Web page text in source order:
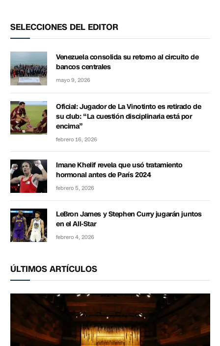
SELECCIONES DEL EDITOR
Venezuela consolida su retorno al circuito de
bancos centrales
mayo 9, 2026
Oficial: Jugador de La Vinotinto es retirado de
su club: “La cuestión disciplinaria está por
encima”
febrero 16, 2026
Imane Khelif revela que usó tratamiento
hormonal antes de París 2024
febrero 5, 2026
LeBron James y Stephen Curry jugarán juntos
en el All-Star
febrero 4, 2026
ÚLTIMOS ARTÍCULOS